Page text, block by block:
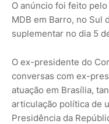
O anúncio foi feito
MDB em Barro, no Sul
suplementar no dia 5
O ex-presidente do
conversas com ex-
atuação em Brasília,
articulação política de
Presidência da